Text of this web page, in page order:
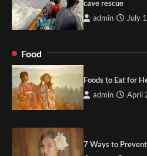
cave rescue
admin July
Food
Foods to Eat for
admin April
7 Ways to